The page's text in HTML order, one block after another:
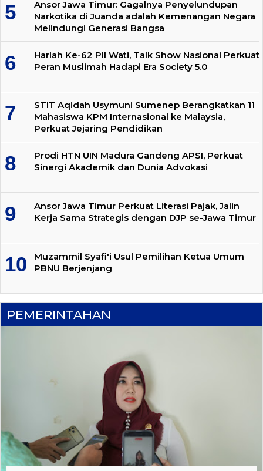
Ansor Jawa Timur: Gagalnya Penyelundupan
Narkotika di Juanda adalah Kemenangan Negara
Melindungi Generasi Bangsa
Harlah Ke-62 PII Wati, Talk Show Nasional Perkuat
Peran Muslimah Hadapi Era Society 5.0
STIT Aqidah Usymuni Sumenep Berangkatkan 11
Mahasiswa KPM Internasional ke Malaysia,
Perkuat Jejaring Pendidikan
Prodi HTN UIN Madura Gandeng APSI, Perkuat
Sinergi Akademik dan Dunia Advokasi
Ansor Jawa Timur Perkuat Literasi Pajak, Jalin
Kerja Sama Strategis dengan DJP se-Jawa Timur
Muzammil Syafi'i Usul Pemilihan Ketua Umum
PBNU Berjenjang
PEMERINTAHAN